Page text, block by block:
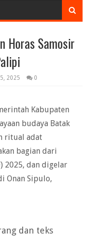
Horas Samosir
2025 0
Kabupaten
budaya Batak
ritual adat
bagian dari
2025, dan digelar
Onan Sipulo,